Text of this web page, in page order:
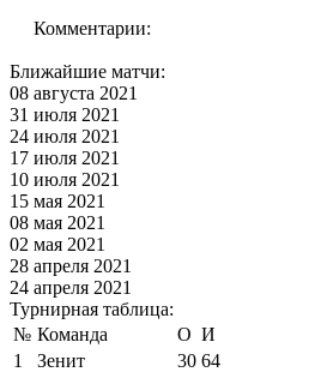
Комментарии:
Ближайшие матчи:
08 августа 2021
31 июля 2021
24 июля 2021
17 июля 2021
10 июля 2021
15 мая 2021
08 мая 2021
02 мая 2021
28 апреля 2021
24 апреля 2021
Турнирная таблица:
№ Команда О И
1
Зенит 30 64